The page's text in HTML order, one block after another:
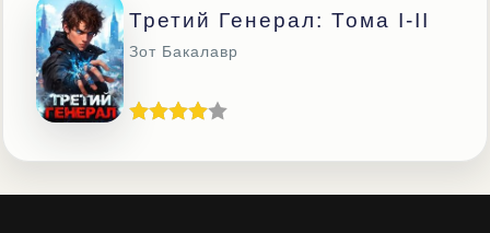
Третий Генерал: Тома I-II
Зот Бакалавр